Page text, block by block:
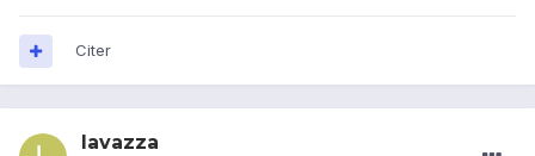
Citer
lavazza